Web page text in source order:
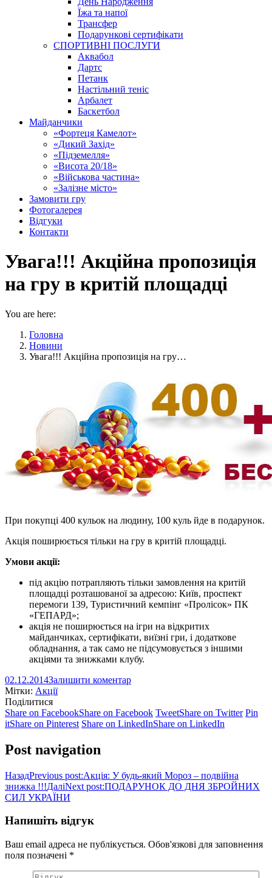
Їжа та напої
Трансфер
Подарункові сертифікати
СПОРТИВНІ ПОСЛУГИ
Аквабол
Дартс
Петанк
Настільний теніс
Арбалет
Баскетбол
Майданчики
«Фортеця Камелот»
«Дикий Захід»
«Підземелля»
«Висота 20/18»
«Військова частина»
«Залізне місто»
Замовити гру
Фотогалерея
Відгуки
Контакти
Увага!!! Акційна пропозиція
на гру в критій площадці
You are here:
Головна
Новини
Увага!!! Акційна пропозиція на гру…
При покупці 400 кульок на людину, 100 куль йде в подарунок.
Акція поширюється тільки на гру в критій площадці.
Умови акції:
під акцію потрапляють тільки замовлення на критій
площадці розташованої за адресою: Київ, проспект
перемоги 139, Туристичний кемпінг «Пролісок» ПК
«ГЕПАРД»;
акція не поширюється на ігри на відкритих
майданчиках, сертифікати, виїзні гри, і додаткове
обладнання, а так само не підсумовується з іншими
акціями та знижками клубу.
02.12.2014Залишити коментар
Мітки: Акції
Поділитися
Share on FacebookShare on Facebook TweetShare on Twitter Pin
itShare on Pinterest Share on LinkedInShare on LinkedIn
Post navigation
НазадPrevious post:Акція: У будь-який Мороз – подвійна
знижка !!!ДаліNext post:ПОДАРУНОК ДО ДНЯ ЗБРОЙНИХ
СИЛ УКРАЇНИ
Напишіть відгук
Ваш email адреса не публікується. Обов'язкові для заповнення
поля позначені *